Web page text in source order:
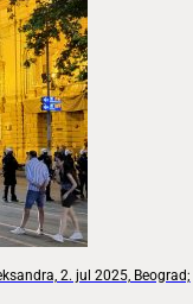
2. jul 2025, Beograd;